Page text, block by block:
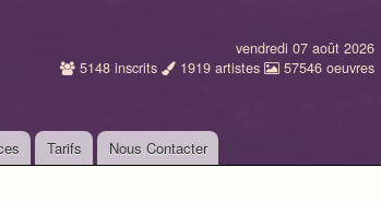
vendredi 07 août 2026
5148 inscrits 1919 artistes 57546 oeuvres
Tarifs Nous Contacter